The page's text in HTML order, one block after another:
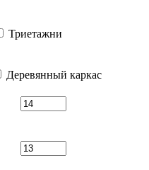
Триетажни
Деревянный каркас